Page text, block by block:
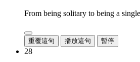
From being solitary to being a
重覆這句 播放這句 暫停
28